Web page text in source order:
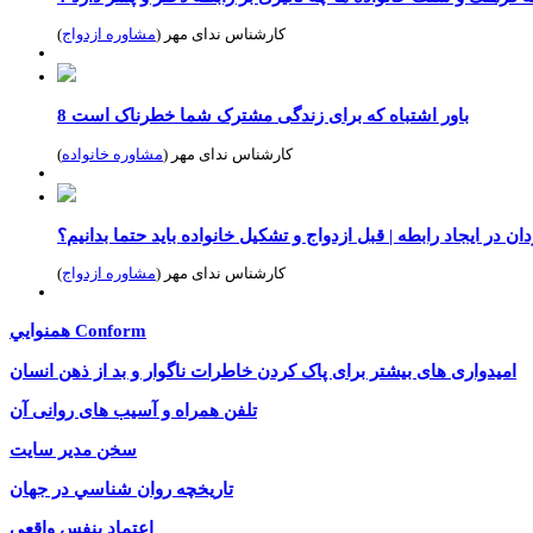
کارشناس ندای مهر (مشاوره ازدواج)
8 باور اشتباه که برای زندگی مشترک شما خطرناک است
کارشناس ندای مهر (مشاوره خانواده)
در ایجاد رابطه | قبل ازدواج و تشکیل خانواده باید حتما بدانیم؟
کارشناس ندای مهر (مشاوره ازدواج)
همنوايي Conform
امیدواری های بیشتر برای پاک کردن خاطرات ناگوار و بد از ذهن انسان
تلفن همراه و آسیب های روانی آن
سخن مدیر سایت
تاريخچه روان شناسي در جهان
اعتماد بنفس واقعی